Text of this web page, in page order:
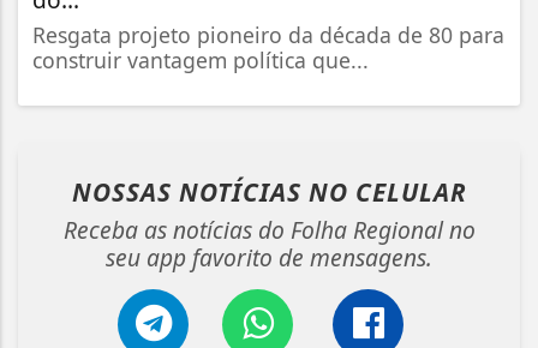
Resgata projeto pioneiro da década de 80 para
construir vantagem política que...
NOSSAS NOTÍCIAS NO CELULAR
Receba as notícias do Folha Regional no
seu app favorito de mensagens.